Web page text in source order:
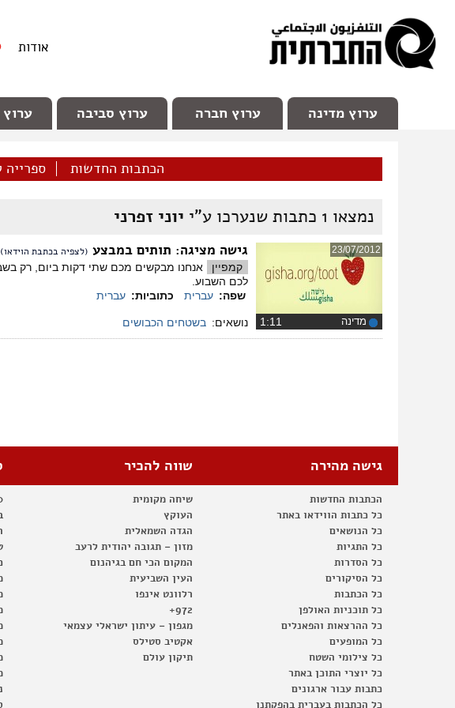
אודות
ערוץ מדינה ערוץ חברה ערוץ סביבה
הכתבות החדשות ספרייה
נמצאו 1 כתבות שנערכו ע"י יוני זפרני
23/07/2012
מדינה
גישה מציגה: תותים במבצע (לצפיה בכתבת הוידאו)
קמפיין
אנחנו מבקשים מכם שתי דקות ביום, רק
לכם השבוע.
שפה: עברית כתוביות: עברית
נושאים: בשטחים הכבושים
גישה מהירה
הכתבות החדשות
כל כתבות הווידאו באתר
כל הנושאים
כל התגיות
כל הסדרות
כל הסיקורים
כל הכתבות
כל תוכניות האולפן
כל ההרצאות והפאנלים
כל המופעים
כל צילומי השטח
כל יוצרי התוכן באתר
כתבות עבור ארגונים
כל הכתבות בעברית בהפקתנו
שווה להכיר
שיחה מקומית
העוקץ
הגדה השמאלית
מזון – תגובה יהודית לרעב
המקום הכי חם בגיהנום
העין השביעית
רלוונט אינפו
972+
מגפון – עיתון ישראלי עצמאי
אקטיב סטילס
תיקון עולם